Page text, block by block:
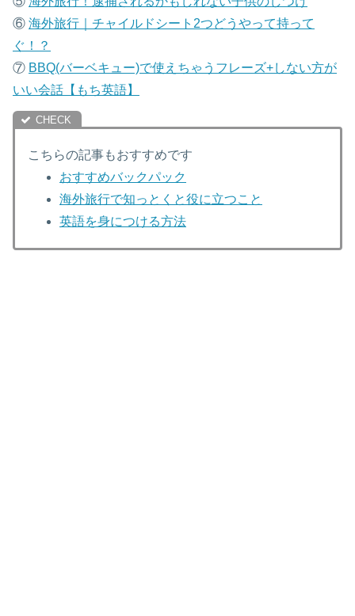
⑥ 海外旅行｜チャイルドシート2つどうやって持って
ぐ！？
⑦ BBQ(バーベキュー)で使えちゃうフレーズ+しない方が
いい会話【もち英語】
こちらの記事もおすすめです
おすすめバックパック
海外旅行で知っとくと役に立つこと
英語を身につける方法